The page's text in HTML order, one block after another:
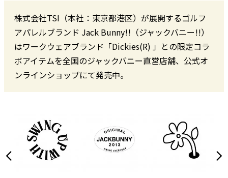
株式会社TSI（本社：東京都港区）が展開するゴルフ
アパレルブランド Jack Bunny!!（ジャックバニー!!）
はワークウェアブランド「Dickies(R) 」との限定コラ
ボアイテムを全国のジャックバニー直営店舗、公式オ
ンラインショップにて発売中。